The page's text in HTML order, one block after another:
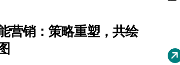
营销：策略重塑，共绘